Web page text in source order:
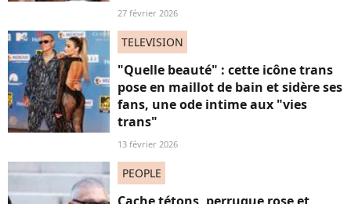
27 février 2026
TELEVISION
"Quelle beauté" : cette icône trans
pose en maillot de bain et sidère ses
fans, une ode intime aux "vies
trans"
13 février 2026
PEOPLE
Cache tétons, perruque rose et